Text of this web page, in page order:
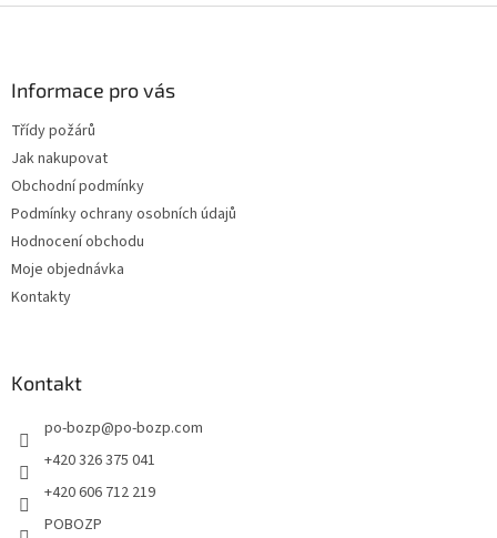
l
Informace pro vás
Třídy požárů
Jak nakupovat
Obchodní podmínky
Podmínky ochrany osobních údajů
Hodnocení obchodu
Moje objednávka
Kontakty
Kontakt
po-bozp@po-bozp.com
+420 326 375 041
+420 606 712 219
POBOZP